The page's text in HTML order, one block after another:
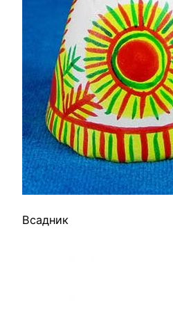
Всадник